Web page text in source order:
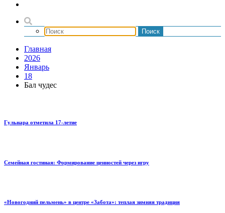
Главная
2026
Январь
18
Бал чудес
Гульнара отметила 17‑летие
Семейная гостиная: Формирование ценностей через игру
«Новогодний пельмень» в центре «Забота»: теплая зимняя традиция